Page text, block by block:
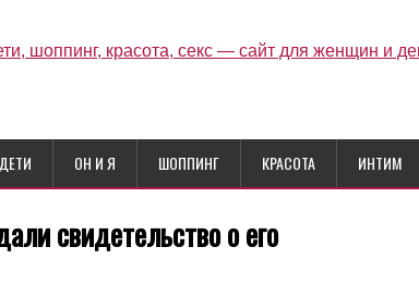
ДЕТИ ОН И Я ШОППИНГ КРАСОТА ИНТИМ
свидетельство о его